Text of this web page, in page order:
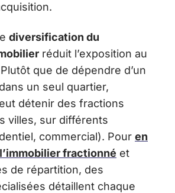
diversification du
réduit l’exposition au
que de dépendre d’un
un seul quartier,
détenir des fractions
villes, sur différents
commercial). Pour en
fractionné et
de répartition, des
détaillent chaque